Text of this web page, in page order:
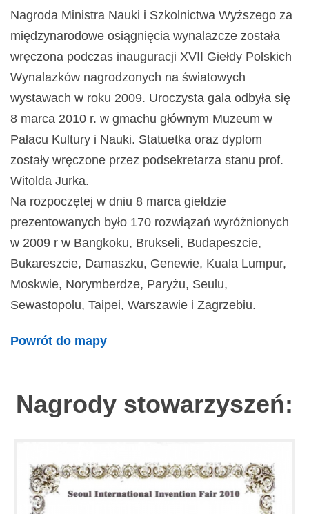
Nagroda Ministra Nauki i Szkolnictwa Wyższego za
międzynarodowe osiągnięcia wynalazcze została
wręczona podczas inauguracji XVII Giełdy Polskich
Wynalazków nagrodzonych na światowych
wystawach w roku 2009. Uroczysta gala odbyła się
8 marca 2010 r. w gmachu głównym Muzeum w
Pałacu Kultury i Nauki. Statuetka oraz dyplom
zostały wręczone przez podsekretarza stanu prof.
Witolda Jurka.
Na rozpoczętej w dniu 8 marca giełdzie
prezentowanych było 170 rozwiązań wyróżnionych
w 2009 r w Bangkoku, Brukseli, Budapeszcie,
Bukareszcie, Damaszku, Genewie, Kuala Lumpur,
Moskwie, Norymberdze, Paryżu, Seulu,
Sewastopolu, Taipei, Warszawie i Zagrzebiu.
Powrót do mapy
Nagrody stowarzyszeń: